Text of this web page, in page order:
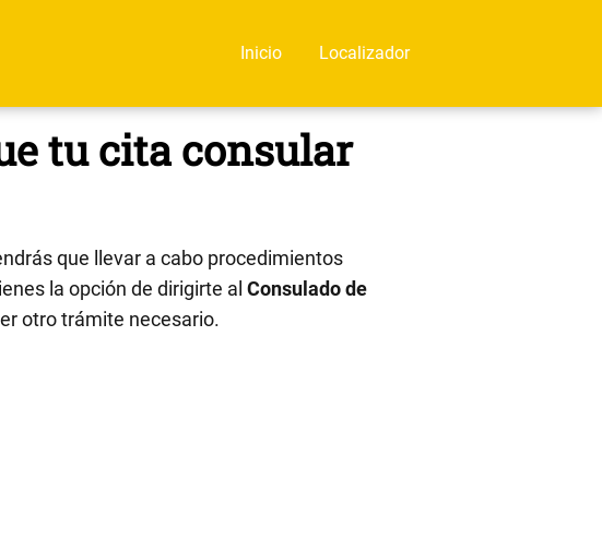
Inicio Localizador
tu cita consular
que llevar a cabo procedimientos
la opción de dirigirte al Consulado de
otro trámite necesario.